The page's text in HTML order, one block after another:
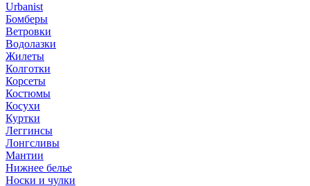
Urbanist
Бомберы
Ветровки
Водолазки
Жилеты
Колготки
Корсеты
Костюмы
Косухи
Куртки
Леггинсы
Лонгсливы
Мантии
Нижнее белье
Носки и чулки